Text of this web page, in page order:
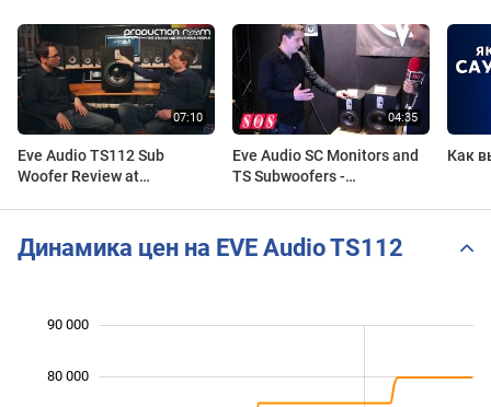
Eve Audio TS112 Sub
Woofer Review at
Eve Audio SC Monitors and
TS Subwoofers -
Как
Динамика цен на EVE Audio TS112
90 000
80 000